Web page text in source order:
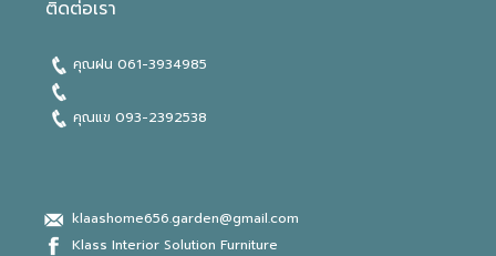
ติดต่อเรา
คุณฝน 061-3934985
คุณแข 093-2392538
klaashome656.garden@gmail.com
Klass Interior Solution Furniture